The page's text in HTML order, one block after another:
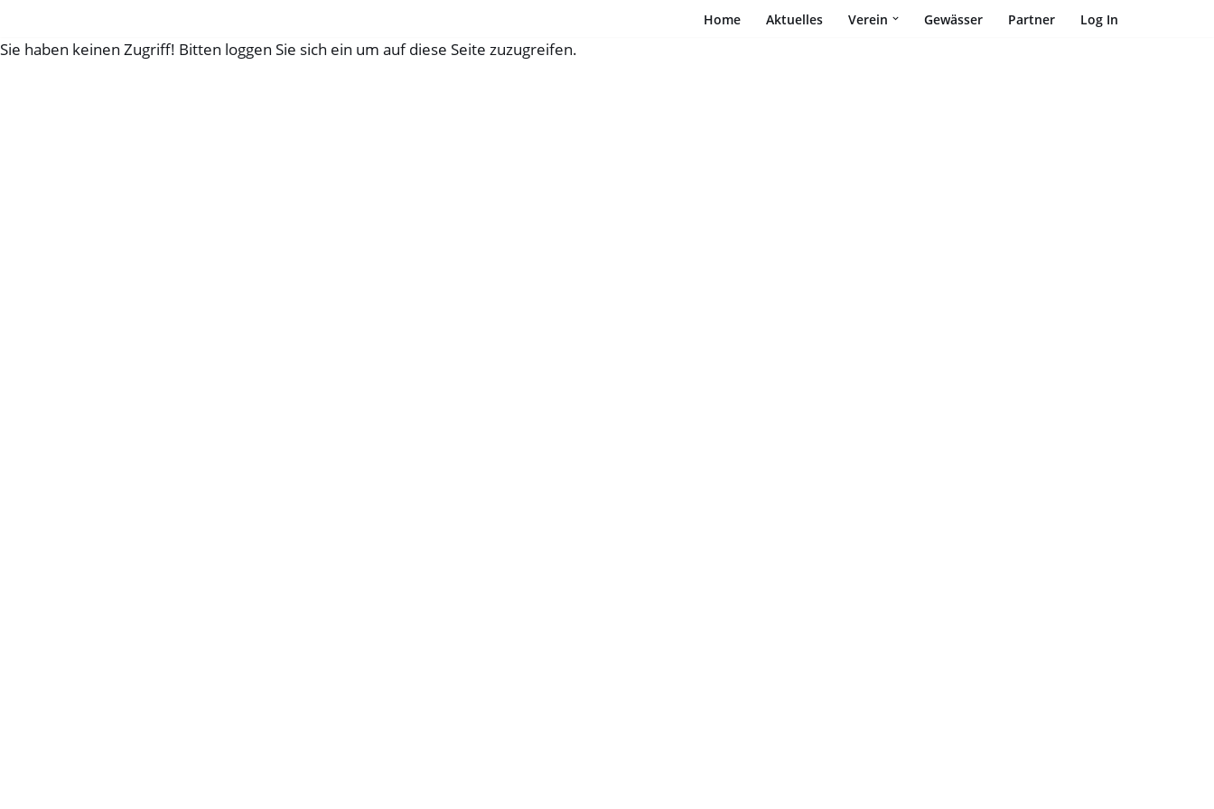
Zum
Home Aktuelles Verein Gewässer Partner Log In
Sie haben keinen Zugriff! Bitten loggen Sie sich ein um auf diese Seite zuzugreifen.